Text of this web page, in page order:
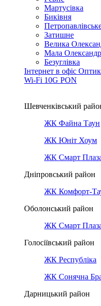
Мартусівка
Биківня
Затишне
Велика
Мала
Безуглівка
Інтернет в офіс
Wi-Fi 10G PON
Шевченківський
ЖК Файна Таун
ЖК Юніт Хоум
ЖК Смарт
Дніпровський район
ЖК Комфорт-
Оболонський район
ЖК Смарт
Голосіївський район
ЖК Республіка
ЖК Сонячна
Дарницький район